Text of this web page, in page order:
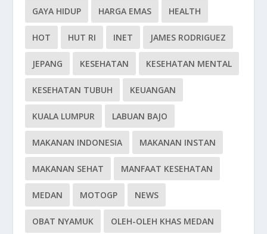
GAYA HIDUP HARGA EMAS HEALTH
HOT HUT RI INET JAMES RODRIGUEZ
JEPANG KESEHATAN KESEHATAN MENTAL
KESEHATAN TUBUH KEUANGAN
KUALA LUMPUR LABUAN BAJO
MAKANAN INDONESIA MAKANAN INSTAN
MAKANAN SEHAT MANFAAT KESEHATAN
MEDAN MOTOGP NEWS
OBAT NYAMUK OLEH-OLEH KHAS MEDAN